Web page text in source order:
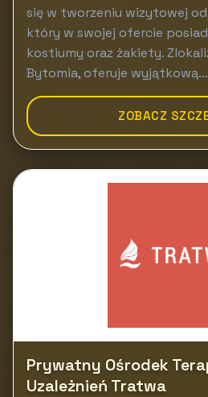
się w tworzeniu wizytowej
który w swojej ofercie
kostiumy oraz żakiety.
Bytomia, oferuje wyjątkową...
ZOBACZ
Prywatny Ośrodek
Uzależnień Tratwa